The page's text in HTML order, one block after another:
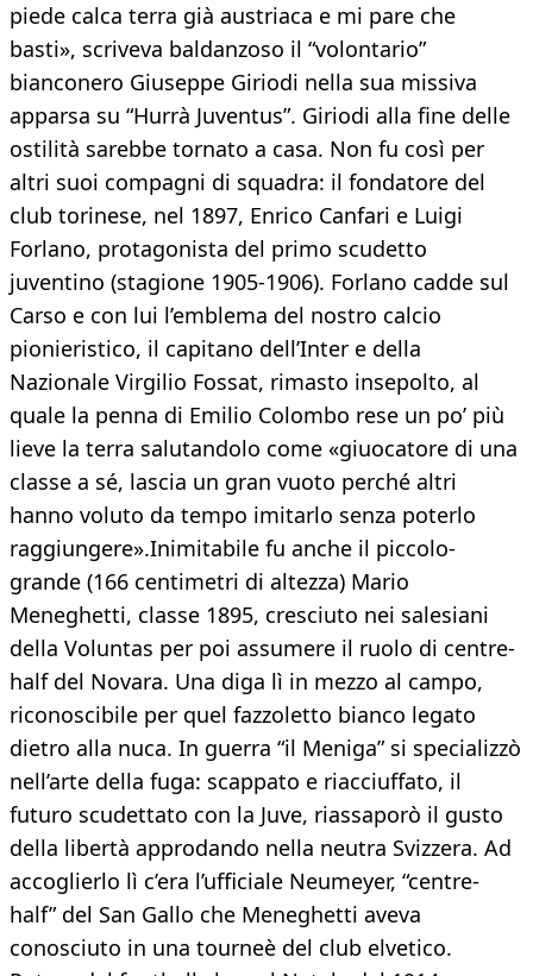
piede calca terra già austriaca e mi pare che
basti», scriveva baldanzoso il “volontario”
bianconero Giuseppe Giriodi nella sua missiva
apparsa su “Hurrà Juventus”. Giriodi alla fine delle
ostilità sarebbe tornato a casa. Non fu così per
altri suoi compagni di squadra: il fondatore del
club torinese, nel 1897, Enrico Canfari e Luigi
Forlano, protagonista del primo scudetto
juventino (stagione 1905-1906). Forlano cadde sul
Carso e con lui l’emblema del nostro calcio
pionieristico, il capitano dell’Inter e della
Nazionale Virgilio Fossat, rimasto insepolto, al
quale la penna di Emilio Colombo rese un po’ più
lieve la terra salutandolo come «giuocatore di una
classe a sé, lascia un gran vuoto perché altri
hanno voluto da tempo imitarlo senza poterlo
raggiungere».Inimitabile fu anche il piccolo-
grande (166 centimetri di altezza) Mario
Meneghetti, classe 1895, cresciuto nei salesiani
della Voluntas per poi assumere il ruolo di centre-
half del Novara. Una diga lì in mezzo al campo,
riconoscibile per quel fazzoletto bianco legato
dietro alla nuca. In guerra “il Meniga” si specializzò
nell’arte della fuga: scappato e riacciuffato, il
futuro scudettato con la Juve, riassaporò il gusto
della libertà approdando nella neutra Svizzera. Ad
accoglierlo lì c’era l’ufficiale Neumeyer, “centre-
half” del San Gallo che Meneghetti aveva
conosciuto in una tourneè del club elvetico.